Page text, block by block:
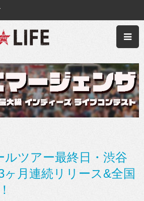
ルツアー最終日・渋谷
月連続リリース&全国